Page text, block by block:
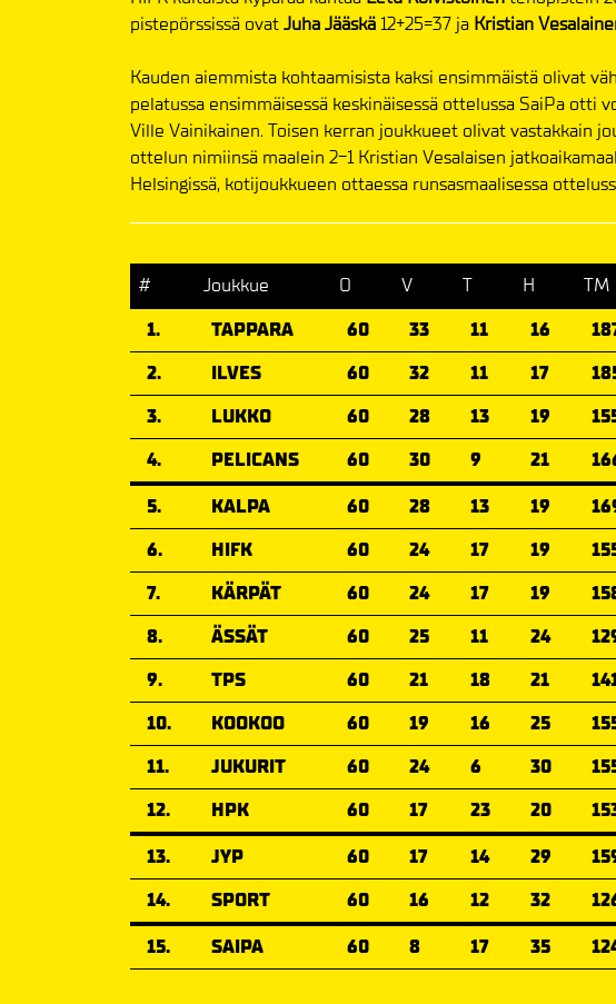
pistepörssissä ovatJuha Jääskä12+25=37 ja Kristian
Kauden aiemmista kohtaamisista kaksi ensimmäistä olivat
pelatussa ensimmäisessä keskinäisessä ottelussa SaiPa otti
Ville Vainikainen. Toisen kerran joukkueet olivat vastakkain
ottelun nimiinsä maalein 2-1 Kristian Vesalaisen
Helsingissä, kotijoukkueen ottaessa runsasmaalisessa
# Joukkue O V T H TM
1.
TAPPARA 60 33 11 16
2.
ILVES 60 32 11 17
3.
LUKKO 60 28 13 19
4.
PELICANS 60 30 9 21
5.
KALPA 60 28 13 19
6.
HIFK 60 24 17 19
7.
KÄRPÄT 60 24 17 19
8.
ÄSSÄT 60 25 11 24
9.
TPS 60 21 18 21
10.
KOOKOO 60 19 16 25
11.
JUKURIT 60 24 6 30
12.
HPK 60 17 23 20
13.
JYP 60 17 14 29
14.
SPORT 60 16 12 32
15.
SAIPA 60 8 17 35